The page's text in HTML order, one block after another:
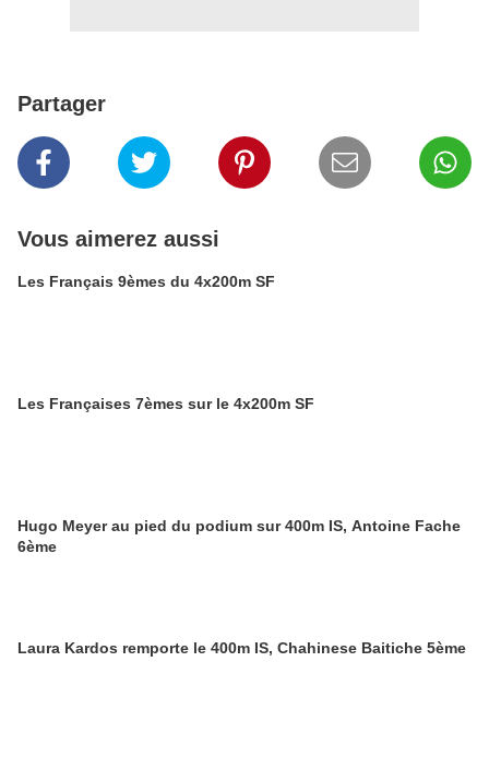
Partager
Vous aimerez aussi
Les Français 9èmes du 4x200m SF
Les Françaises 7èmes sur le 4x200m SF
Hugo Meyer au pied du podium sur 400m IS, Antoine Fache
6ème
Laura Kardos remporte le 400m IS, Chahinese Baitiche 5ème